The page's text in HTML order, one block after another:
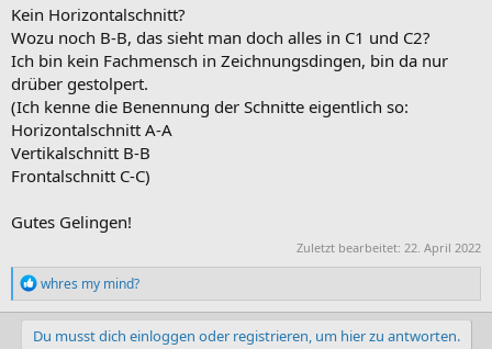
:
Kein Horizontalschnitt?
Wozu noch B-B, das sieht man doch alles in C1 und C2?
Ich bin kein Fachmensch in Zeichnungsdingen, bin da nur
drüber gestolpert.
(Ich kenne die Benennung der Schnitte eigentlich so:
Horizontalschnitt A-A
Vertikalschnitt B-B
Frontalschnitt C-C)
Gutes Gelingen!
Zuletzt bearbeitet: 22. April 2022
R
e
a
k
whres my mind?
Du musst dich einloggen oder registrieren, um hier zu antworten.